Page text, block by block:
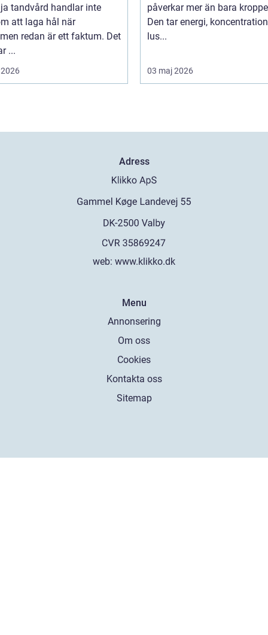
tandvård handlar inte
att laga hål när
redan är ett faktum. Det
...
påverkar mer än bara
Den tar energi,
lus...
03 maj 2026
Adress
web: www.klikko.dk
Menu
Annonsering
Om oss
Cookies
Kontakta oss
Sitemap